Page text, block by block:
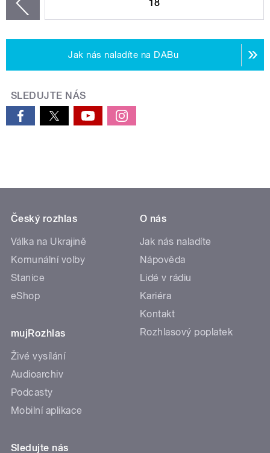
18
Jak nás naladíte na DABu
SLEDUJTE NÁS
Český rozhlas
Válka na Ukrajině
Komunální volby
Stanice
eShop
mujRozhlas
Živé vysílání
Audioarchiv
Podcasty
Mobilní aplikace
O nás
Jak nás naladíte
Nápověda
Lidé v rádiu
Kariéra
Kontakt
Rozhlasový poplatek
Sledujte nás